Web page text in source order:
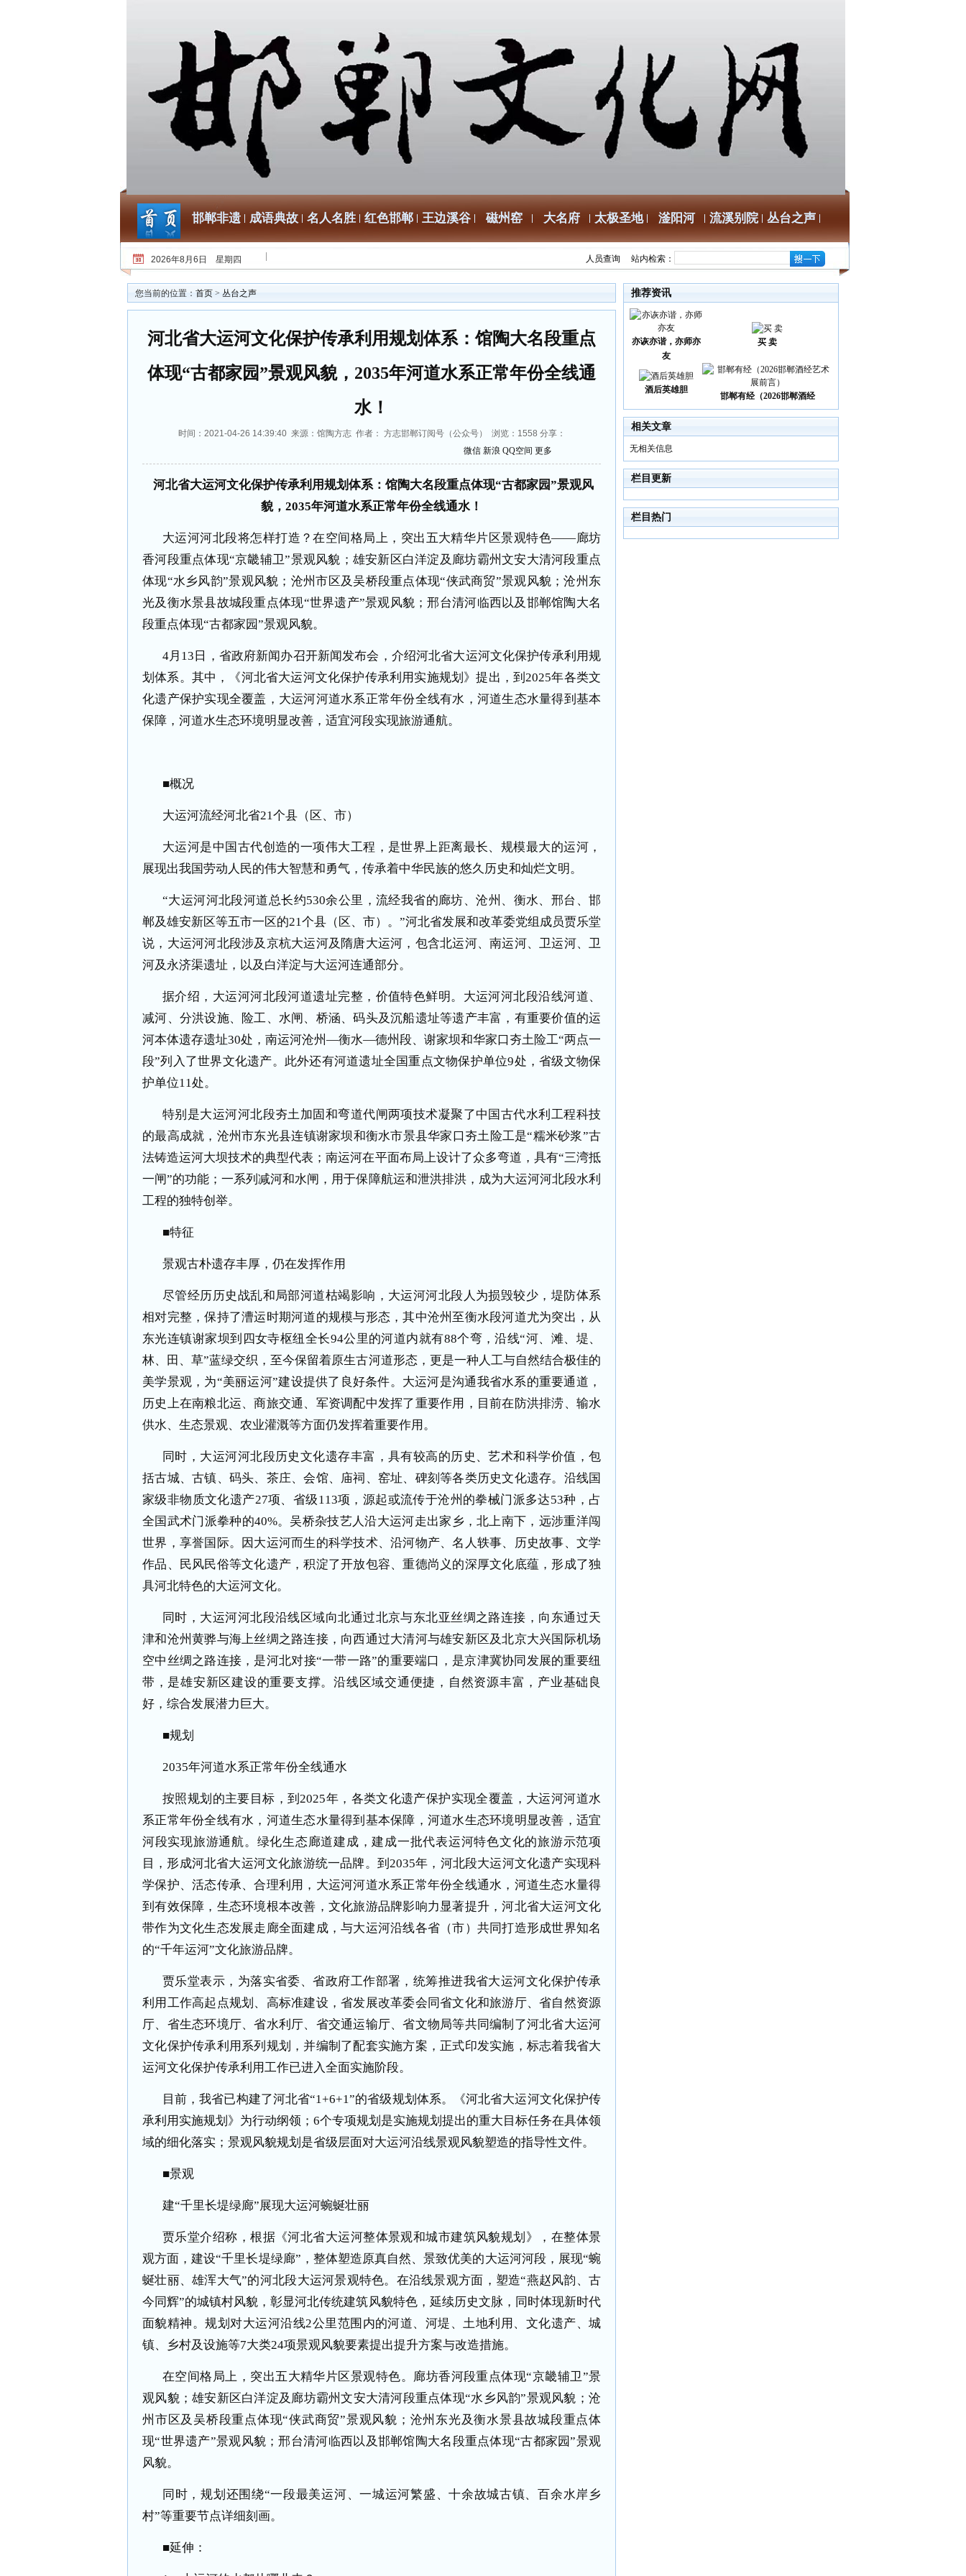
邯郸非遗 成语典故 名人名胜 红色邯郸 王边溪谷 磁州窑 大名府 太极圣地 滏阳河 流溪别院 丛台之声
2026年8月6日 星期四 人员查询 站内检索：
您当前的位置： 首页 > 丛台之声
河北省大运河文化保护传承利用规划体系：馆陶大名段重点
体现“古都家园”景观风貌，2035年河道水系正常年份全线通
水！
时间：2021-04-26 14:39:40 来源：馆陶方志 作者： 方志邯郸订阅号（公众号） 浏览： 1558 分享：
微信 新浪 QQ空间 更多
河北省大运河文化保护传承利用规划体系：馆陶大名段重点体现“古都家园”景观风
貌，2035年河道水系正常年份全线通水！
大运河河北段将怎样打造？在空间格局上，突出五大精华片区景观特色——廊坊
香河段重点体现“京畿辅卫”景观风貌；雄安新区白洋淀及廊坊霸州文安大清河段重点
体现“水乡风韵”景观风貌；沧州市区及吴桥段重点体现“侠武商贸”景观风貌；沧州东
光及衡水景县故城段重点体现“世界遗产”景观风貌；邢台清河临西以及邯郸馆陶大名
段重点体现“古都家园”景观风貌。
4月13日，省政府新闻办召开新闻发布会，介绍河北省大运河文化保护传承利用规
划体系。其中，《河北省大运河文化保护传承利用实施规划》提出，到2025年各类文
化遗产保护实现全覆盖，大运河河道水系正常年份全线有水，河道生态水量得到基本
保障，河道水生态环境明显改善，适宜河段实现旅游通航。
■概况
大运河流经河北省21个县（区、市）
大运河是中国古代创造的一项伟大工程，是世界上距离最长、规模最大的运河，
展现出我国劳动人民的伟大智慧和勇气，传承着中华民族的悠久历史和灿烂文明。
“大运河河北段河道总长约530余公里，流经我省的廊坊、沧州、衡水、邢台、邯
郸及雄安新区等五市一区的21个县（区、市）。”河北省发展和改革委党组成员贾乐堂
说，大运河河北段涉及京杭大运河及隋唐大运河，包含北运河、南运河、卫运河、卫
河及永济渠遗址，以及白洋淀与大运河连通部分。
据介绍，大运河河北段河道遗址完整，价值特色鲜明。大运河河北段沿线河道、
减河、分洪设施、险工、水闸、桥涵、码头及沉船遗址等遗产丰富，有重要价值的运
河本体遗存遗址30处，南运河沧州—衡水—德州段、谢家坝和华家口夯土险工“两点一
段”列入了世界文化遗产。此外还有河道遗址全国重点文物保护单位9处，省级文物保
护单位11处。
特别是大运河河北段夯土加固和弯道代闸两项技术凝聚了中国古代水利工程科技
的最高成就，沧州市东光县连镇谢家坝和衡水市景县华家口夯土险工是“糯米砂浆”古
法铸造运河大坝技术的典型代表；南运河在平面布局上设计了众多弯道，具有“三湾抵
一闸”的功能；一系列减河和水闸，用于保障航运和泄洪排洪，成为大运河河北段水利
工程的独特创举。
■特征
景观古朴遗存丰厚，仍在发挥作用
尽管经历历史战乱和局部河道枯竭影响，大运河河北段人为损毁较少，堤防体系
相对完整，保持了漕运时期河道的规模与形态，其中沧州至衡水段河道尤为突出，从
东光连镇谢家坝到四女寺枢纽全长94公里的河道内就有88个弯，沿线“河、滩、堤、
林、田、草”蓝绿交织，至今保留着原生古河道形态，更是一种人工与自然结合极佳的
美学景观，为“美丽运河”建设提供了良好条件。大运河是沟通我省水系的重要通道，
历史上在南粮北运、商旅交通、军资调配中发挥了重要作用，目前在防洪排涝、输水
供水、生态景观、农业灌溉等方面仍发挥着重要作用。
同时，大运河河北段历史文化遗存丰富，具有较高的历史、艺术和科学价值，包
括古城、古镇、码头、茶庄、会馆、庙祠、窑址、碑刻等各类历史文化遗存。沿线国
家级非物质文化遗产27项、省级113项，源起或流传于沧州的拳械门派多达53种，占
全国武术门派拳种的40%。吴桥杂技艺人沿大运河走出家乡，北上南下，远涉重洋闯
世界，享誉国际。因大运河而生的科学技术、沿河物产、名人轶事、历史故事、文学
作品、民风民俗等文化遗产，积淀了开放包容、重德尚义的深厚文化底蕴，形成了独
具河北特色的大运河文化。
同时，大运河河北段沿线区域向北通过北京与东北亚丝绸之路连接，向东通过天
津和沧州黄骅与海上丝绸之路连接，向西通过大清河与雄安新区及北京大兴国际机场
空中丝绸之路连接，是河北对接“一带一路”的重要端口，是京津冀协同发展的重要纽
带，是雄安新区建设的重要支撑。沿线区域交通便捷，自然资源丰富，产业基础良
好，综合发展潜力巨大。
■规划
2035年河道水系正常年份全线通水
按照规划的主要目标，到2025年，各类文化遗产保护实现全覆盖，大运河河道水
系正常年份全线有水，河道生态水量得到基本保障，河道水生态环境明显改善，适宜
河段实现旅游通航。绿化生态廊道建成，建成一批代表运河特色文化的旅游示范项
目，形成河北省大运河文化旅游统一品牌。到2035年，河北段大运河文化遗产实现科
学保护、活态传承、合理利用，大运河河道水系正常年份全线通水，河道生态水量得
到有效保障，生态环境根本改善，文化旅游品牌影响力显著提升，河北省大运河文化
带作为文化生态发展走廊全面建成，与大运河沿线各省（市）共同打造形成世界知名
的“千年运河”文化旅游品牌。
贾乐堂表示，为落实省委、省政府工作部署，统筹推进我省大运河文化保护传承
利用工作高起点规划、高标准建设，省发展改革委会同省文化和旅游厅、省自然资源
厅、省生态环境厅、省水利厅、省交通运输厅、省文物局等共同编制了河北省大运河
文化保护传承利用系列规划，并编制了配套实施方案，正式印发实施，标志着我省大
运河文化保护传承利用工作已进入全面实施阶段。
目前，我省已构建了河北省“1+6+1”的省级规划体系。《河北省大运河文化保护传
承利用实施规划》为行动纲领；6个专项规划是实施规划提出的重大目标任务在具体领
域的细化落实；景观风貌规划是省级层面对大运河沿线景观风貌塑造的指导性文件。
■景观
建“千里长堤绿廊”展现大运河蜿蜒壮丽
贾乐堂介绍称，根据《河北省大运河整体景观和城市建筑风貌规划》，在整体景
观方面，建设“千里长堤绿廊”，整体塑造原真自然、景致优美的大运河河段，展现“蜿
蜒壮丽、雄浑大气”的河北段大运河景观特色。在沿线景观方面，塑造“燕赵风韵、古
今同辉”的城镇村风貌，彰显河北传统建筑风貌特色，延续历史文脉，同时体现新时代
面貌精神。规划对大运河沿线2公里范围内的河道、河堤、土地利用、文化遗产、城
镇、乡村及设施等7大类24项景观风貌要素提出提升方案与改造措施。
在空间格局上，突出五大精华片区景观特色。廊坊香河段重点体现“京畿辅卫”景
观风貌；雄安新区白洋淀及廊坊霸州文安大清河段重点体现“水乡风韵”景观风貌；沧
州市区及吴桥段重点体现“侠武商贸”景观风貌；沧州东光及衡水景县故城段重点体
现“世界遗产”景观风貌；邢台清河临西以及邯郸馆陶大名段重点体现“古都家园”景观
风貌。
同时，规划还围绕“一段最美运河、一城运河繁盛、十余故城古镇、百余水岸乡
村”等重要节点详细刻画。
■延伸：
推荐资讯
亦诙亦谐，亦师亦
友
买 卖
酒后英雄胆
邯郸有经（2026邯郸酒经
相关文章
无相关信息
栏目更新
栏目热门